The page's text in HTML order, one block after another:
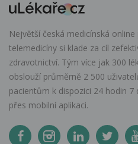
Největší česká medicínská
telemedicíny si klade za cíl
zdravotnictví. Tým více jak 300
obslouží průměrně 2 500
pacientům k dispozici 24 hodin
přes mobilní aplikaci.